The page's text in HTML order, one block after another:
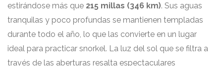
estirándose más que 215 millas (346 km). Sus aguas
tranquilas y poco profundas se mantienen templadas
durante todo el año, lo que las convierte en un lugar
ideal para practicar snorkel. La luz del sol que se filtra a
través de las aberturas resalta espectaculares